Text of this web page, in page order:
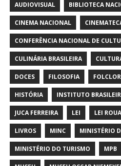
AUDIOVISUAL BIBLIOTECA
CINEMA NACIONAL
CONFERÊNCIA NACIONAL DE
CULINÁRIA BRASILEIRA
DOCES FILOSOFIA
HISTÓRIA INSTITUTO
JUCA FERREIRA LEI LEI
LIVROS MINC MINISTÉRIO
MINISTÉRIO DO TURISMO MPB